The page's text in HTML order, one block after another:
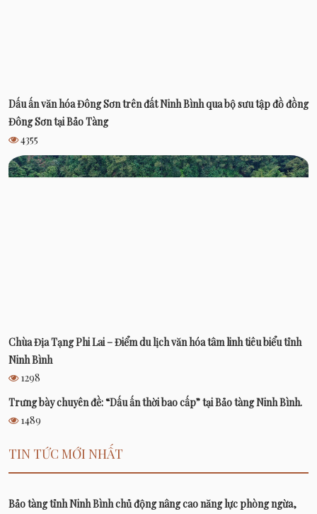
Dấu ấn văn hóa Đông Sơn trên đất Ninh Bình qua bộ sưu tập đồ đồng
Đông Sơn tại Bảo Tàng
4355
Chùa Địa Tạng Phi Lai – Điểm du lịch văn hóa tâm linh tiêu biểu tỉnh
Ninh Bình
1298
Trưng bày chuyên đề: “Dấu ấn thời bao cấp” tại Bảo tàng Ninh Bình.
1489
TIN TỨC MỚI NHẤT
Bảo tàng tỉnh Ninh Bình chủ động nâng cao năng lực phòng ngừa,